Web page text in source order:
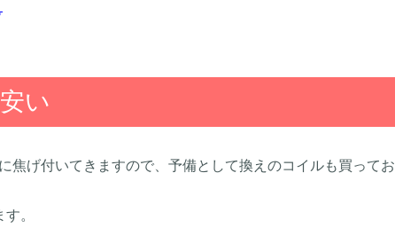
い
焦げ付いてきますので、予備として換えのコイルも買ってお
。